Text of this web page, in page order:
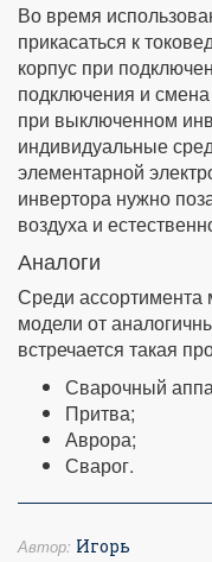
Во время
прикасаться к
корпус при
подключения и
при выключенном
индивидуальные
элементарной
инвертора нужно
воздуха и
Аналоги
Среди ассортимента
модели от
встречается такая
Сварочный
Притва;
Аврора;
Сварог.
Автор: Игорь